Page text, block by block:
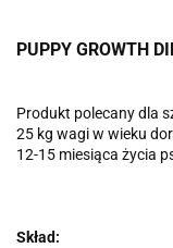
PUPPY GROWTH
Produkt polecany dla
25 kg wagi w wieku
12-15 miesiąca życia
Skład: